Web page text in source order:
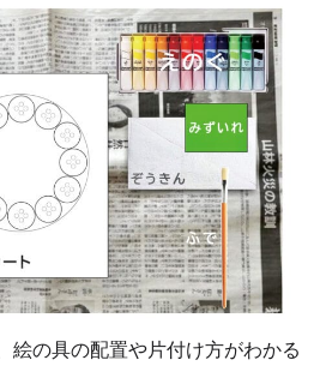
絵の具の配置や片付け方がわかる